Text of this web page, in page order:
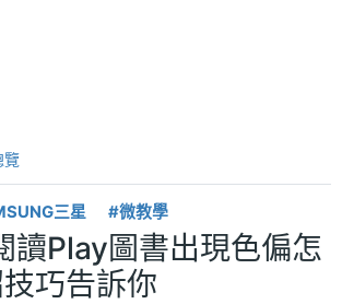
覽
三星 #微教學
讀Play圖書出現色偏怎
巧告訴你